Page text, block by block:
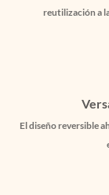
reutilización a
El diseño reversible